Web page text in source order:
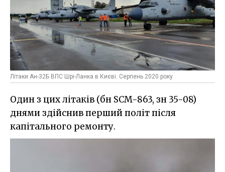
Літаки Ан-32Б ВПС Шрі-Ланка в Києві. Серпень 2020 року
Один з цих літаків (бн SCM-863, зн 35-08)
днями здійснив перший політ після
капітального ремонту.